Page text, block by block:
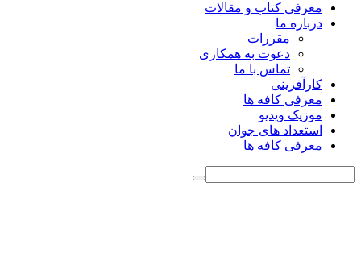
معرفی کتاب و مقالات
درباره ما
مقررات
دعوت به همکاری
تماس با ما
کارآفرینی
معرفی کافه ها
موزیک ویدیو
استعداد های جوان
معرفی کافه ها